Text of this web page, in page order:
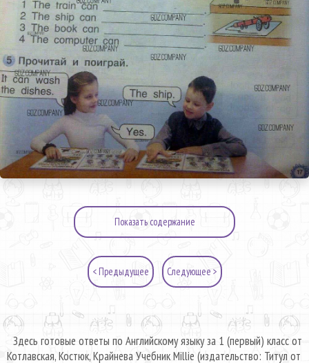
Показать содержание
< Предыдущее Следующее >
Здесь готовые ответы по Английскому языку за 1 (первый) класс от
Котлавская, Костюк, Крайнева Учебник Millie (издательство: Титул от